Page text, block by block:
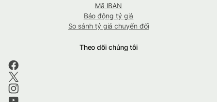
Mã IBAN
Báo động tỷ giá
So sánh tỷ giá chuyển đổi
Theo dõi chúng tôi